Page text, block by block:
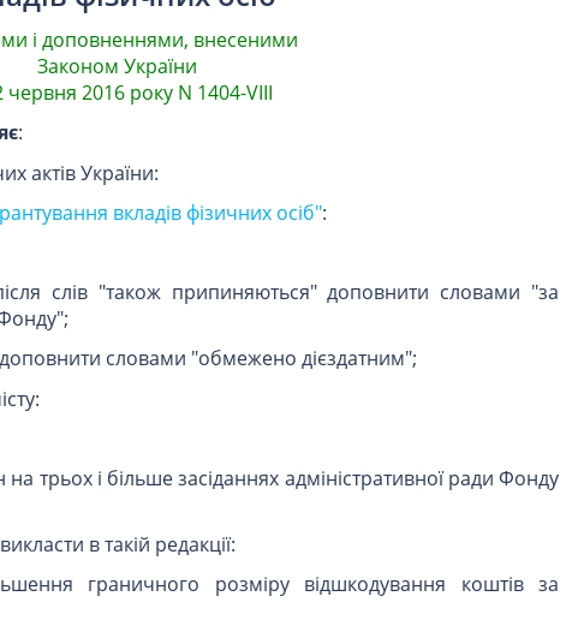
і доповненнями, внесеними
Законом України
червня 2016 року N 1404-VIII
:
актів України:
вкладів фізичних осіб":
слів "також припиняються" доповнити словами "за
доповнити словами "обмежено дієздатним";
трьох і більше засіданнях адміністративної ради Фонду
в такій редакції:
граничного розміру відшкодування коштів за